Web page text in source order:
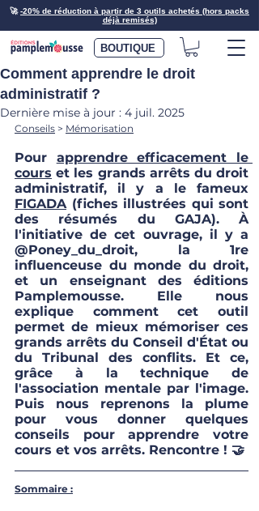
🚀-20% de réduction à partir de 3 outils achetés (hors packs
déjà remisés)
BOUTIQUE
Comment apprendre le droit
administratif ?
Dernière mise à jour : 4 juil. 2025
Conseils > Mémorisation
Pour apprendre efficacement le
cours et les grands arrêts du droit
FIGADA (fiches illustrées qui sont
des résumés du GAJA). À
@Poney_du_droit, la 1re
influenceuse du monde du droit,
et un enseignant des éditions
Pamplemousse. Elle nous
explique comment cet outil
permet de mieux mémoriser ces
grands arrêts du Conseil d'État ou
du Tribunal des conflits. Et ce,
grâce à la technique de
l'association mentale par l'image.
Puis nous reprenons la plume
pour vous donner quelques
conseils pour apprendre votre
cours et vos arrêts. Rencontre ! 🤝
Sommaire :